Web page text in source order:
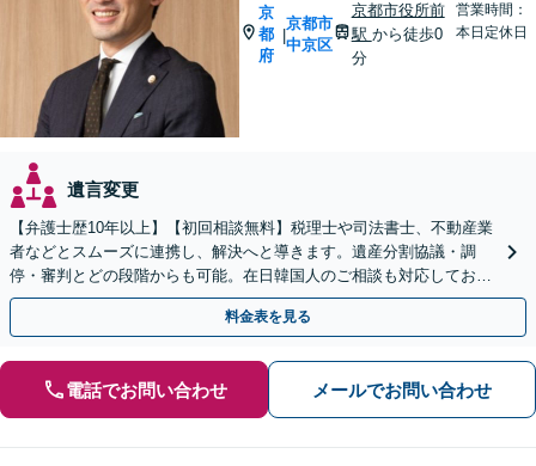
京
都
府
|
京都市
中京区
京都市役所前
駅 から徒歩0
分
営業時間：
本日定休日
遺言変更
【弁護士歴10年以上】【初回相談無料】税理士や司法書士、不動産業
者などとスムーズに連携し、解決へと導きます。遺産分割協議・調
停・審判とどの段階からも可能。在日韓国人のご相談も対応しており
ます【休日・夜間相談可】【京都市役所前駅5分】
料金表を見る
電話でお問い合わせ メールでお問い合わせ